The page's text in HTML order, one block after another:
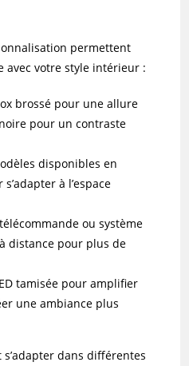
permettent
avec votre style intérieur :
brossé pour une allure
pour un contraste
disponibles en
à l’espace
ou système
distance pour plus de
tamisée pour amplifier
une ambiance plus
dans différentes